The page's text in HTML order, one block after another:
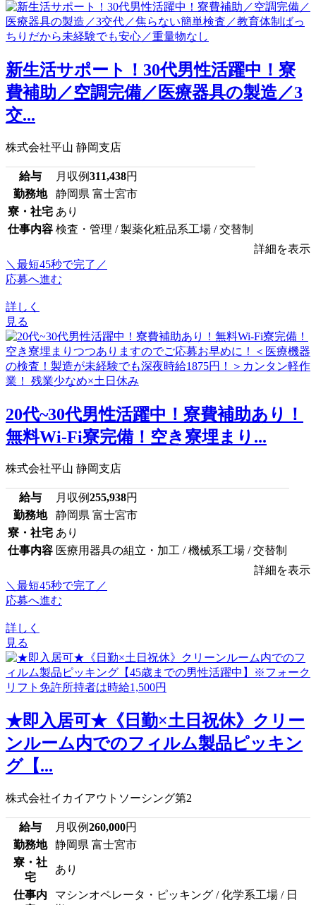
新生活サポート！30代男性活躍中！寮
費補助／空調完備／医療器具の製造／3
交...
株式会社平山 静岡支店
給与 月収例311,438円
勤務地
静岡県 富士宮市
寮・社宅 あり
仕事内容 検査・管理 / 製薬化粧品系工場 / 交替制
詳細を表示
＼最短45秒で完了／
応募へ進む
詳しく
見る
20代~30代男性活躍中！寮費補助あり！
無料Wi-Fi寮完備！空き寮埋まり...
株式会社平山 静岡支店
給与 月収例255,938円
勤務地
静岡県 富士宮市
寮・社宅 あり
仕事内容 医療用器具の組立・加工 / 機械系工場 / 交替制
詳細を表示
＼最短45秒で完了／
応募へ進む
詳しく
見る
★即入居可★《日勤×土日祝休》クリー
ンルーム内でのフィルム製品ピッキン
グ【...
株式会社イカイアウトソーシング第2
給与 月収例260,000円
勤務地
静岡県 富士宮市
寮・社
宅
あり
仕事内
マシンオペレータ・ピッキング / 化学系工場 / 日